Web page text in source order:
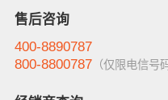
售后咨询
400-8890787
800-8800787（仅限电信号